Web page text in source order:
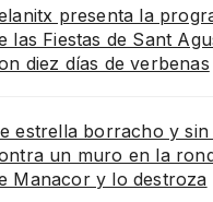
presenta la
las Fiestas de Sant
diez días de verbenas
estrella borracho y
un muro en la
Manacor y lo destroza